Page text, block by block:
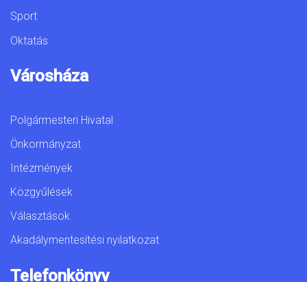
Sport
Oktatás
Városháza
Polgármesteri Hivatal
Önkormányzat
Intézmények
Közgyűlések
Választások
Akadálymentesítési nyilatkozat
Telefonkönyv